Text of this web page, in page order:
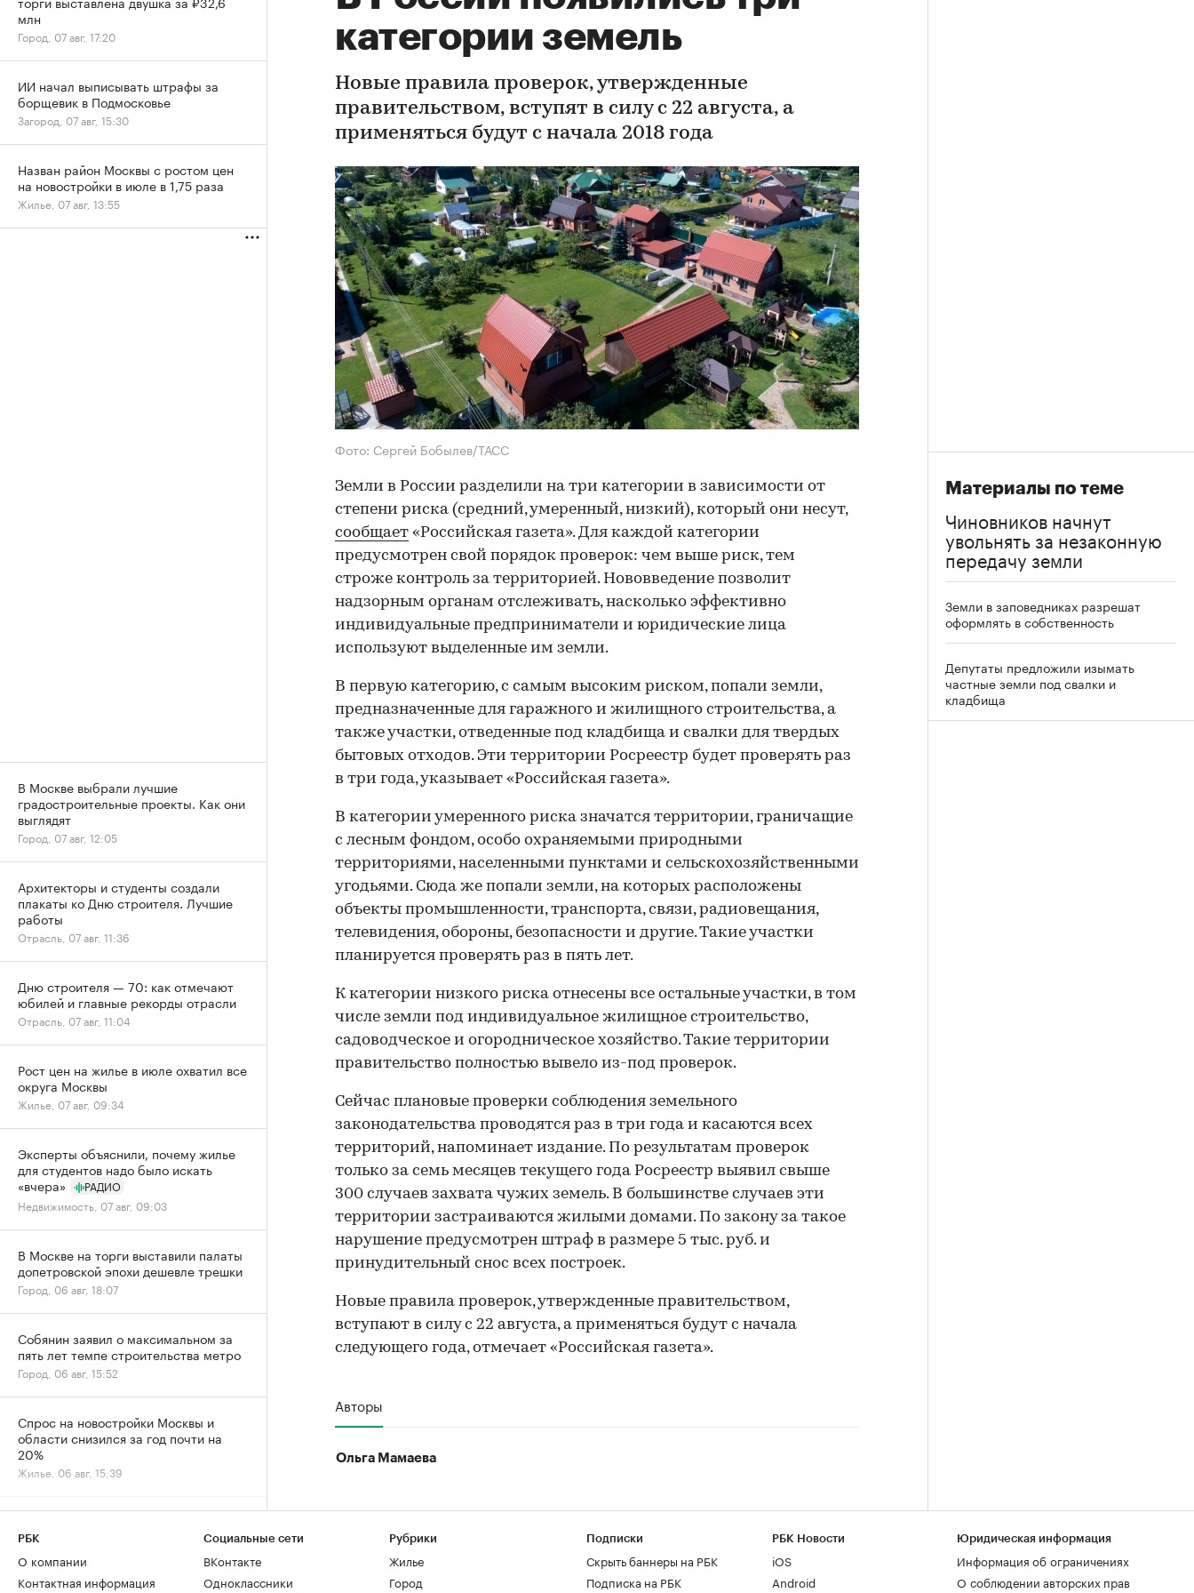
категории земель
Новые правила проверок, утвержденные
правительством, вступят в силу с 22 августа, а
применяться будут с начала 2018 года
Фото: Сергей Бобылев/ТАСС
​Земли в России разделили на три категории в зависимости от
степени риска (средний, умеренный, низкий), который они несут,
сообщает «Российская газета». Для каждой категории
предусмотрен свой порядок проверок: чем выше риск, тем
строже контроль за территорией. Нововведение позволит
надзорным органам отслеживать, насколько эффективно
индивидуальные предприниматели и юридические лица
используют выделенные им земли.
В первую категорию, с самым высоким риском, попали земли,
предназначенные для гаражного и жилищного строительства, а
также участки, отведенные под кладбища и свалки для твердых
бытовых отходов. Эти территории Росреестр будет проверять раз
в три года, указывает «Российская газета».
В категории умеренного риска значатся территории, граничащие
с лесным фондом, особо охраняемыми природными
территориями, населенными пунктами и сельскохозяйственными
угодьями. Сюда же попали земли, на которых расположены
объекты промышленности, транспорта, связи, радиовещания,
телевидения, обороны, безопасности и другие. Такие участки
планируется проверять раз в пять лет.
К категории низкого риска отнесены все остальные участки, в том
числе земли под индивидуальное жилищное строительство,
садоводческое и огородническое хозяйство. Такие территории
правительство полностью вывело из-под проверок.
Сейчас плановые проверки соблюдения земельного
законодательства проводятся раз в три года и касаются всех
территорий, напоминает издание. По результатам проверок
только за семь месяцев текущего года Росреестр выявил свыше
300 случаев захвата чужих земель. В большинстве случаев эти
территории застраиваются жилыми домами. По закону за такое
нарушение предусмотрен штраф в размере 5 тыс. руб. и
принудительный снос всех построек.
Новые правила проверок, утвержденные правительством,
вступают в силу с 22 августа, а применяться будут с начала
следующего года, отмечает «Российская газета».
Авторы
Ольга Мамаева
Материалы по теме
Чиновников начнут
увольнять за незаконную
передачу земли
Земли в заповедниках разрешат
оформлять в собственность
Депутаты предложили изымать
частные земли под свалки и
кладбища
млн
Город, 07 авг, 17:20
ИИ начал выписывать штрафы за
борщевик в Подмосковье
Загород, 07 авг, 15:30
Назван район Москвы с ростом цен
на новостройки в июле в 1,75 раза
Жилье, 07 авг, 13:55
В Москве выбрали лучшие
градостроительные проекты. Как они
выглядят
Город, 07 авг, 12:05
Архитекторы и студенты создали
плакаты ко Дню строителя. Лучшие
работы
Отрасль, 07 авг, 11:36
Дню строителя — 70: как отмечают
юбилей и главные рекорды отрасли
Отрасль, 07 авг, 11:04
Рост цен на жилье в июле охватил все
округа Москвы
Жилье, 07 авг, 09:34
Эксперты объяснили, почему жилье
для студентов надо было искать
«вчера»
РАДИО
Недвижимость, 07 авг, 09:03
В Москве на торги выставили палаты
допетровской эпохи дешевле трешки
Город, 06 авг, 18:07
Собянин заявил о максимальном за
пять лет темпе строительства метро
Город, 06 авг, 15:52
Спрос на новостройки Москвы и
области снизился за год почти на
20%
Жилье, 06 авг, 15:39
естественному уровню после
Деньги, 06 авг, 13:32
РБК
О компании
Контактная информация
Социальные сети
ВКонтакте
Одноклассники
Рубрики
Жилье
Город
Подписки
Скрыть баннеры на РБК
Подписка на РБК
РБК Новости
iOS
Android
Юридическая информация
Информация об ограничениях
О соблюдении авторских прав